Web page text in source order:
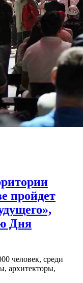
пройдет
Дня
человек, среди
архитекторы,